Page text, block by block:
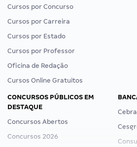
Cursos por Concurso
Cursos por Carreira
Cursos por Estado
Cursos por Professor
Oficina de Redação
Cursos Online Gratuitos
CONCURSOS PÚBLICOS EM
DESTAQUE
Concursos Abertos
Concursos 2026